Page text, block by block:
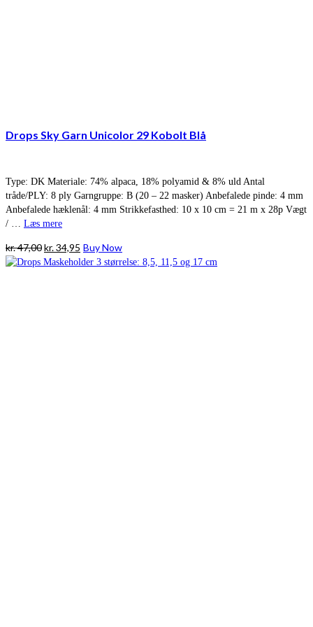
Drops Sky Garn Unicolor 29 Kobolt Blå
Type: DK Materiale: 74% alpaca, 18% polyamid & 8% uld Antal
tråde/PLY: 8 ply Garngruppe: B (20 – 22 masker) Anbefalede pinde: 4 mm
Anbefalede hæklenål: 4 mm Strikkefasthed: 10 x 10 cm = 21 m x 28p Vægt
/ … Læs mere
kr.47,00Den
oprindelige
kr.34,95 Den
aktuelle
Buy Now